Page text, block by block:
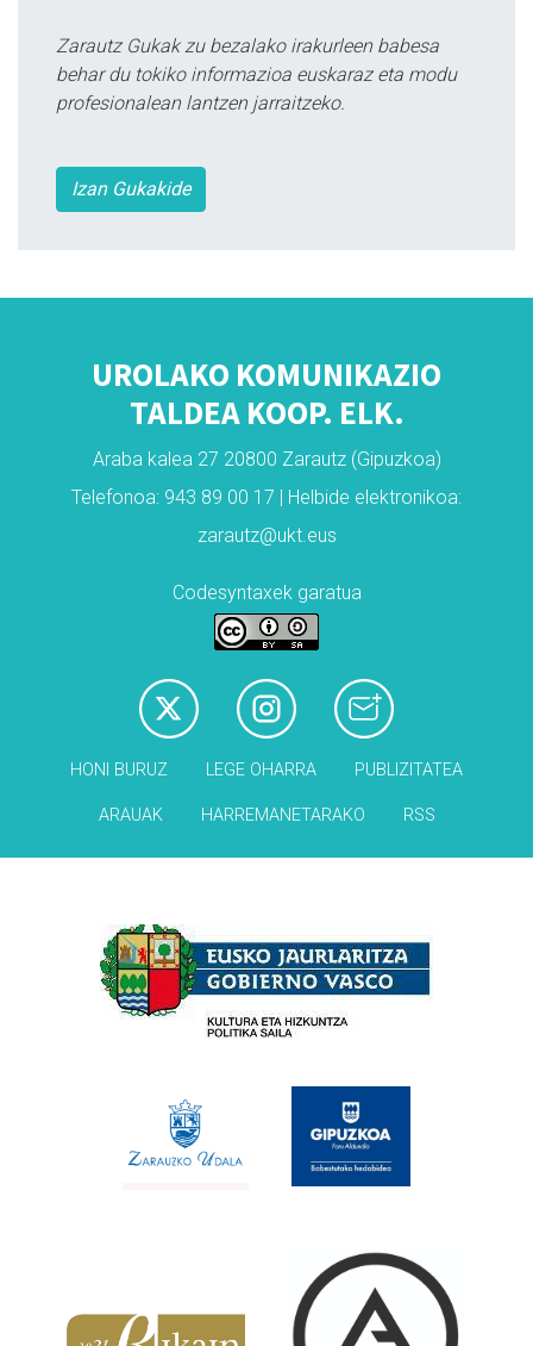
Zarautz Gukak zu bezalako irakurleen babesa
behar du tokiko informazioa euskaraz eta modu
profesionalean lantzen jarraitzeko.
Izan Gukakide
UROLAKO KOMUNIKAZIO
TALDEA KOOP. ELK.
Araba kalea 27 20800 Zarautz (Gipuzkoa)
Telefonoa: 943 89 00 17 | Helbide elektronikoa:
zarautz@ukt.eus
Codesyntaxek garatua
HONI BURUZ LEGE OHARRA PUBLIZITATEA
ARAUAK HARREMANETARAKO RSS